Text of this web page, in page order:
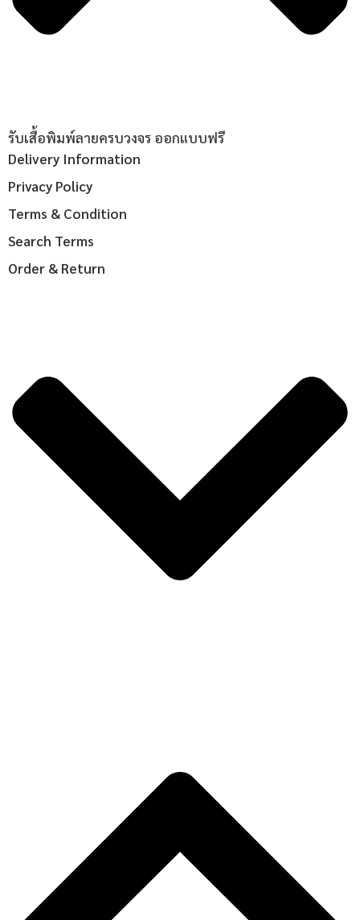
รับเสื้อพิมพ์ลายครบวงจร ออกแบบฟรี
Delivery Information
Privacy Policy
Terms & Condition
Search Terms
Order & Return